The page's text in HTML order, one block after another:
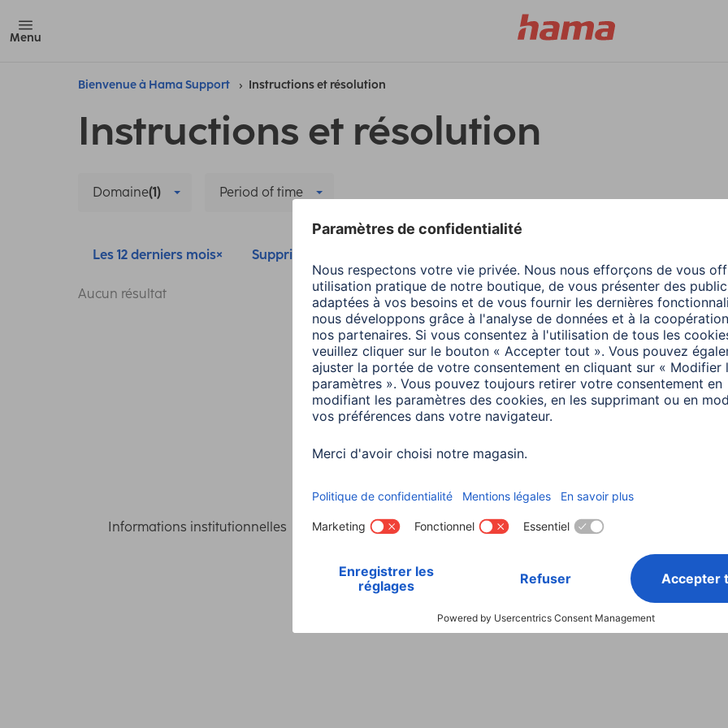
Menu
Bienvenue à Hama Support Instructions et résolution
Instructions et résolution
Domaine(1) Period of time
Les 12 derniers mois Supprimer tous les filtres
Aucun résultat
Choisissez un pays
Informations institutionnelles Confidentialité et Securité Conditions de garantie